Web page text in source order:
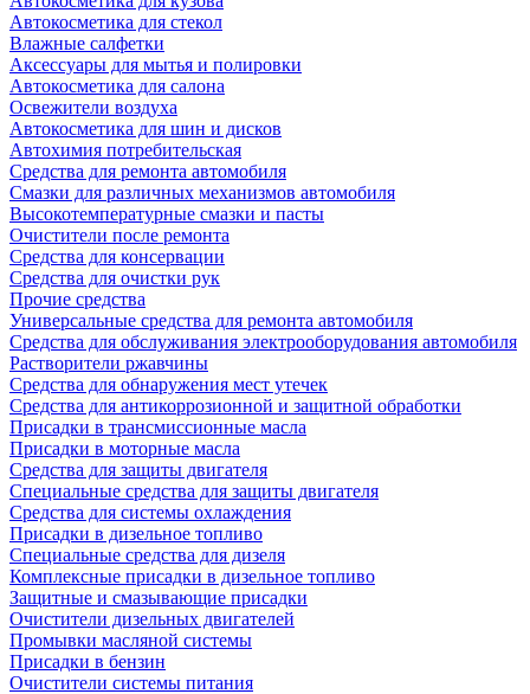
Автокосметика для стекол
Влажные салфетки
Аксессуары для мытья и полировки
Автокосметика для салона
Освежители воздуха
Автокосметика для шин и дисков
Автохимия потребительская
Средства для ремонта автомобиля
Смазки для различных механизмов автомобиля
Высокотемпературные смазки и пасты
Очистители после ремонта
Средства для консервации
Средства для очистки рук
Прочие средства
Универсальные средства для ремонта автомобиля
Средства для обслуживания электрооборудования автомобиля
Растворители ржавчины
Средства для обнаружения мест утечек
Средства для антикоррозионной и защитной обработки
Присадки в трансмиссионные масла
Присадки в моторные масла
Средства для защиты двигателя
Специальныe средства для защиты двигателя
Средства для системы охлаждения
Присадки в дизельное топливо
Спeциальные средства для дизеля
Комплексные присадки в дизельное топливо
Защитные и смазывающие присадки
Очистители дизельных двигателей
Промывки масляной системы
Присадки в бензин
Очистители системы питания